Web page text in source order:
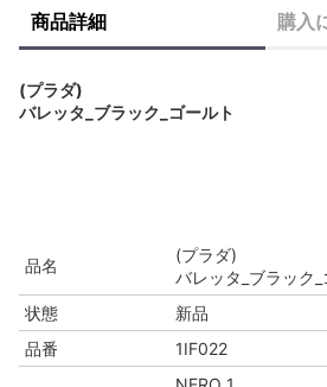
商品詳細 購入
(プラダ)
バレッタ_ブラック_ゴールト
品名
(プラダ)
バレッタ_ブラック_
状態
新品
品番
1IF022